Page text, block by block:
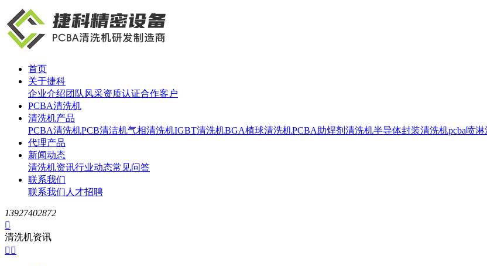
首页
关于捷科
企业介绍团队风采资质认证合作客户
PCBA清洗机
清洗机产品
PCBA清洗机PCB清洁机气相清洗机IGBT清洗机BGA植球清洗机PCBA助焊剂清洗机半导体封装清洗机pcba喷
代理产品
新闻动态
清洗机资讯行业动态常见问答
联系我们
联系我们 人才招聘
13927402872

清洗机资讯
 